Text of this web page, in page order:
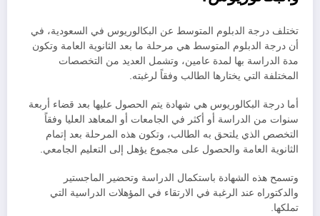
تختلف درجة الدبلوم المتوسط عن البكالوريوس في السعودية، في
أن درجة الدبلوم المتوسط هي مرحلة ما بعد الثانوية العامة وتكون
مدة الدراسة بها لمدة عامين، وتشمل العديد من التخصصات
المختلفة التي يختارها الطالب وفقاً لرغبته.
أما درجة البكالوريوس هي شهادة يتم الحصول عليها بعد قضاء أربعة
سنوات من الدراسة أو أكثر في الجامعات أو المعاهد العليا وفقاً
التخصص الذي يلتحق به الطالب، وتكون هذه المرحلة بعد إتمام
الثانوية العامة والحصول على مجموع يؤهل إلى التعليم الجامعي.
وتسمح هذه الشهادة باستكمال الدراسة وتحضير الماجستير
والدكتوراه عند الرغبة في الارتقاء في المؤهلات الدراسية التي
تملكها.